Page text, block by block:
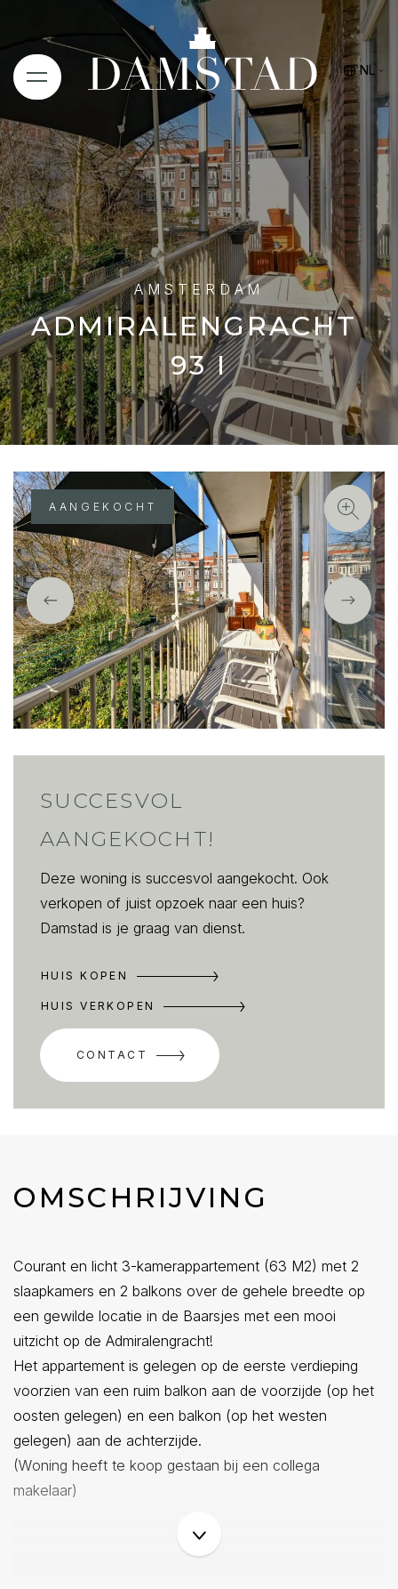
NL
AMSTERDAM
ADMIRALENGRACHT
93 I
AANGEKOCHT
SUCCESVOL
AANGEKOCHT!
Deze woning is succesvol aangekocht. Ook
verkopen of juist opzoek naar een huis?
Damstad is je graag van dienst.
HUIS KOPEN
HUIS VERKOPEN
CONTACT
OMSCHRIJVING
Courant en licht 3-kamerappartement (63 M2) met 2
slaapkamers en 2 balkons over de gehele breedte op
een gewilde locatie in de Baarsjes met een mooi
uitzicht op de Admiralengracht!
Het appartement is gelegen op de eerste verdieping
voorzien van een ruim balkon aan de voorzijde (op het
oosten gelegen) en een balkon (op het westen
gelegen) aan de achterzijde.
(Woning heeft te koop gestaan bij een collega
makelaar)